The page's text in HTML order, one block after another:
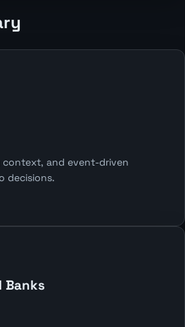
context, and event-driven
decisions.
Banks